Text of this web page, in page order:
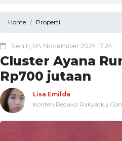
Home Properti
Senin, 04 November 2024 17:24
Cluster Ayana
Rp700 jutaan
Lisa Emilda
Konten Redaksi